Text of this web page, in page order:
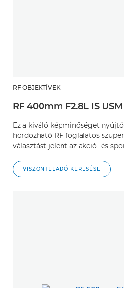
RF OBJEKTÍVEK
RF 400mm F2.8L IS USM
Ez a kiváló képminőséget
hordozható RF foglalatos
választást jelent az akció- és
VISZONTELADÓ KERESÉSE